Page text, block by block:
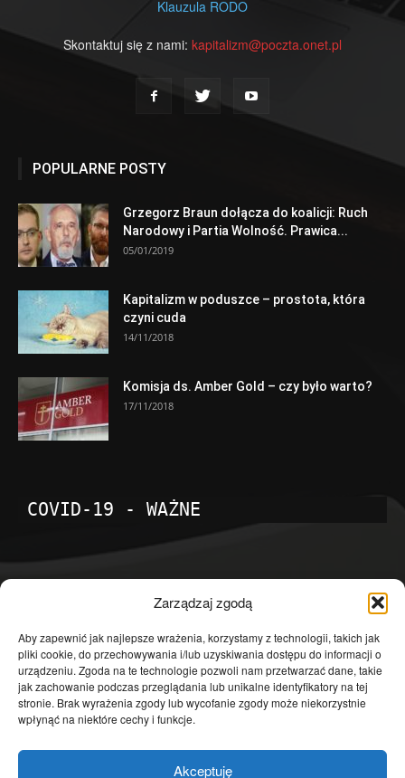
Zarządzaj zgodą
Aby zapewnić jak najlepsze wrażenia, korzystamy z technologii, takich jak
pliki cookie, do przechowywania i/lub uzyskiwania dostępu do informacji o
urządzeniu. Zgoda na te technologie pozwoli nam przetwarzać dane, takie
jak zachowanie podczas przeglądania lub unikalne identyfikatory na tej
stronie. Brak wyrażenia zgody lub wycofanie zgody może niekorzystnie
wpłynąć na niektóre cechy i funkcje.
Akceptuję
Klauzula RODO
Skontaktuj się z nami: kapitalizm@poczta.onet.pl
POPULARNE POSTY
Grzegorz Braun dołącza do koalicji: Ruch
Narodowy i Partia Wolność. Prawica...
05/01/2019
Kapitalizm w poduszce – prostota, która
czyni cuda
14/11/2018
Komisja ds. Amber Gold – czy było warto?
17/11/2018
COVID-19 - WAŻNE
Temat dnia
4601
Publicystyka
4363
Polityka
3639
Polska
Społeczeństwo
2823